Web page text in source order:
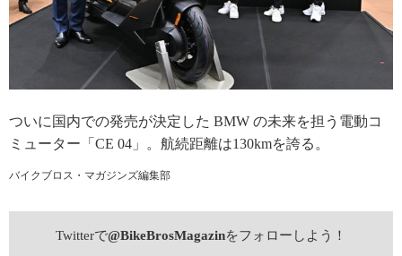
ついに国内での発売が決定した BMW の未来を担う電動コ
ミューター「CE 04」。航続距離は130kmを誇る。
バイクブロス・マガジンズ編集部
Twitterで@BikeBrosMagazinをフォローしよう！